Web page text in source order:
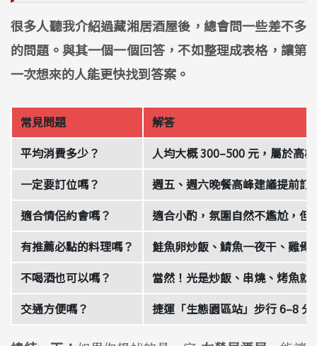
很多人聽我介紹過藏湘居酒屋後，總會問一些差不多
的問題。與其一個一個回答，不如整理成表格，讓第
一次想來的人能更快找到答案。
常見問題
解答
平均消費多少？
人均大概 300–500 元，屬於高
一定要訂位嗎？
週五、週六晚餐高峰建議提前訂
適合情侶約會嗎？
適合小酌，氛圍自然不尷尬，但
有推薦必點的料理嗎？
鮭魚卵炒飯、鯖魚一夜干、雞
不喝酒也可以嗎？
當然！光是炒飯、串燒、烤魚就
交通方便嗎？
捷運「生態園區站」步行 6–8